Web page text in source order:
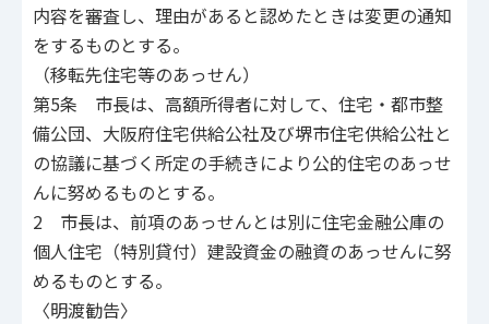
内容を審査し、理由があると認めたときは変更の通知
をするものとする。
（移転先住宅等のあっせん）
第5条 市長は、高額所得者に対して、住宅・都市整
備公団、大阪府住宅供給公社及び堺市住宅供給公社と
の協議に基づく所定の手続きにより公的住宅のあっせ
んに努めるものとする。
2 市長は、前項のあっせんとは別に住宅金融公庫の
個人住宅（特別貸付）建設資金の融資のあっせんに努
めるものとする。
〈明渡勧告〉